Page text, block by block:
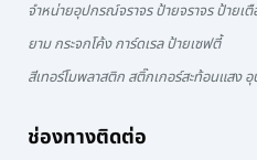
จำหน่ายอุปกรณ์จราจร ป้ายจราจร ป้ายเ
ยาม กระจกโค้ง การ์ดเรล ป้ายเซฟตี้
สีเทอร์โมพลาสติก สติ๊กเกอร์สะท้อนแสง
ช่องทางติดต่อ